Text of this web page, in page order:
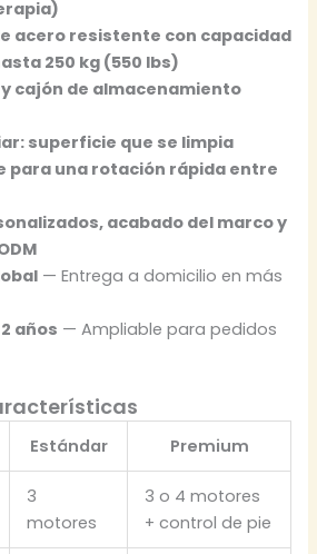
acero resistente con capacidad
250 kg (550 lbs)
cajón de almacenamiento
superficie que se limpia
para una rotación rápida entre
acabado del marco y
— Entrega a domicilio en más
años — Ampliable para pedidos
Estándar Premium
3
motores
3 o 4 motores
+ control de pie